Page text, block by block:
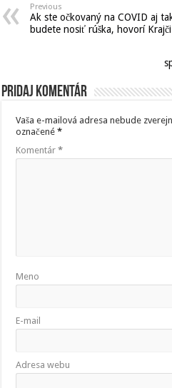
Previous
Ak ste očkovaný na COVID aj
budete nosiť rúška, hovorí Krajči
Pridaj komentár
Vaša e-mailová adresa nebude
označené*
Komentár*
Meno
E-mail
Adresa webu